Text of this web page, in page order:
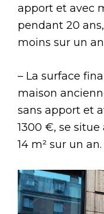
apport et avec
pendant 20
moins sur un
– La surface
maison
sans apport et
1300 €, se situe
14 m² sur un